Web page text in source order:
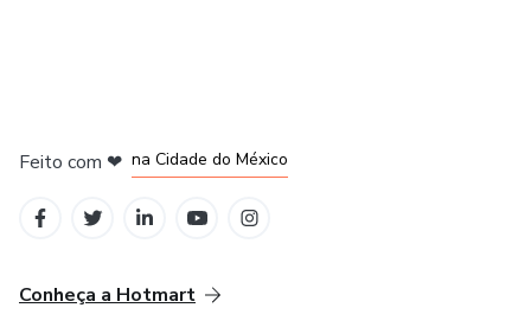
Feito com ❤ na Cidade do México
Conheça a Hotmart